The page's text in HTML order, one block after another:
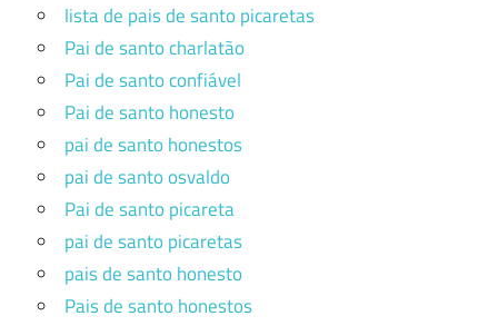
lista de pais de santo picaretas
Pai de santo charlatão
Pai de santo confiável
Pai de santo honesto
pai de santo honestos
pai de santo osvaldo
Pai de santo picareta
pai de santo picaretas
pais de santo honesto
Pais de santo honestos